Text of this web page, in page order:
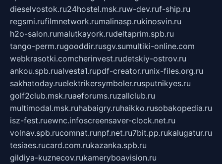
dieselvostok.ru24hostel.msk.ruw-dev.ruf-ship.ru
regsmi.rufilmnetwork.rumalinasp.rukinosvin.ru
h2o-salon.rumalutkayork.rudeltaprim.spb.ru
tango-perm.rugooddir.rusgv.sumultiki-online.com
webkrasotki.comcherinvest.rudetskiy-ostrov.ru
ankou.spb.rualvesta1.rupdf-creator.runix-files.org.ru
sakhatoday.ruelektrikersymboler.rusputnikyes.ru
golf2club.msk.ruaeforums.ruzallclub.ru
multimodal.msk.ruhabaigry.ruhaikko.rusobakopedia.ru
isz-fest.ruewnc.infoscreensaver-clock.net.ru
volnav.spb.rucomnat.runpf.net.ru7bit.pp.rukalugatur.ru
tesiaes.rucard.com.rukazanka.spb.ru
gildiya-kuznecov.rukameryboavision.ru